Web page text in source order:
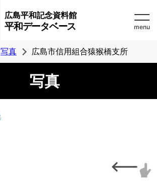
広島平和記念資料館
平和データベース menu
写真 広島市信用組合猿猴橋支所
写真